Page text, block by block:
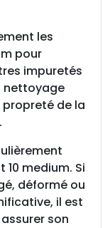
les
pour
impuretés
nettoyage
de la
medium. Si
déformé ou
il est
son